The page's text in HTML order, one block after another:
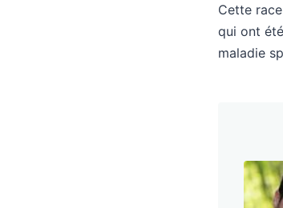
Cette
qui ont
maladie